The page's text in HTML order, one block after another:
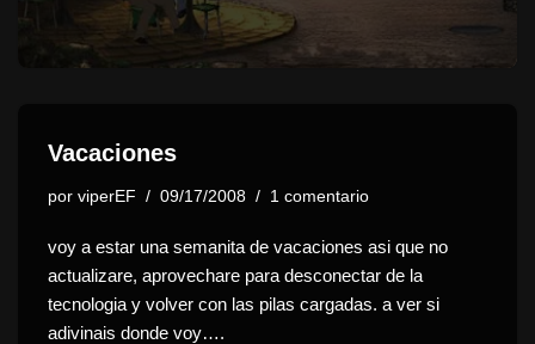
Vacaciones
por viperEF 09/17/2008 1 comentario
voy a estar una semanita de vacaciones asi que no
actualizare, aprovechare para desconectar de la
tecnologia y volver con las pilas cargadas. a ver si
adivinais donde voy….